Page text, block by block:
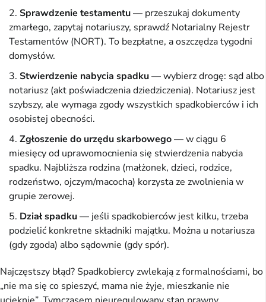
Sprawdzenie testamentu— przeszukaj dokumenty
zmarłego, zapytaj notariuszy, sprawdź Notarialny Rejestr
Testamentów (NORT). To bezpłatne, a oszczędza tygodni
domysłów.
Stwierdzenie nabycia spadku— wybierz drogę: sąd albo
notariusz (akt poświadczenia dziedziczenia). Notariusz jest
szybszy, ale wymaga zgody wszystkich spadkobierców i ich
osobistej obecności.
Zgłoszenie do urzędu skarbowego— w ciągu 6
miesięcy od uprawomocnienia się stwierdzenia nabycia
spadku. Najbliższa rodzina (małżonek, dzieci, rodzice,
rodzeństwo, ojczym/macocha) korzysta ze zwolnienia w
grupie zerowej.
Dział spadku— jeśli spadkobierców jest kilku, trzeba
podzielić konkretne składniki majątku. Można u notariusza
(gdy zgoda) albo sądownie (gdy spór).
Najczęstszy błąd? Spadkobiercy zwlekają z formalnościami, bo
„nie ma się co spieszyć, mama nie żyje, mieszkanie nie